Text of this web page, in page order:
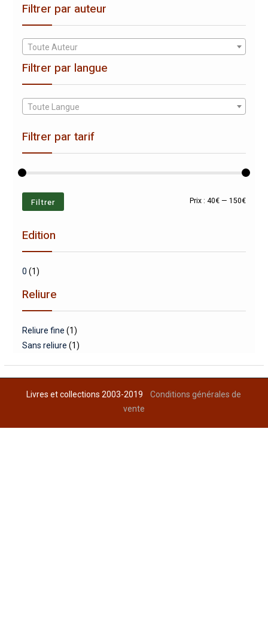
Filtrer par auteur
Toute Auteur
Filtrer par langue
Toute Langue
Filtrer par tarif
Prix
Prix
Filtrer Prix :40€ —150€
Edition
0 (1)
Reliure
Reliure fine (1)
Sans reliure (1)
Livres et collections 2003-2019Conditions générales de
vente